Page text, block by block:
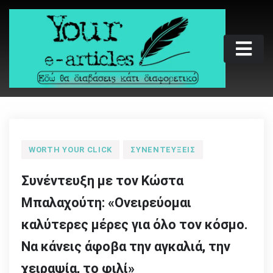
Skip
Your e-articles
Εδώ θα διαβάσεις κάτι διαφορετικό
WORTH YOUR CLICK ΣΥΝΕΝΤΕΎΞΕΙΣ
Συνέντευξη με τον Κώστα
Μπαλαχούτη: «Ονειρεύομαι
καλύτερες μέρες για όλο τον κόσμο.
Να κάνεις άφοβα την αγκαλιά, την
χειραψία, το φιλί»